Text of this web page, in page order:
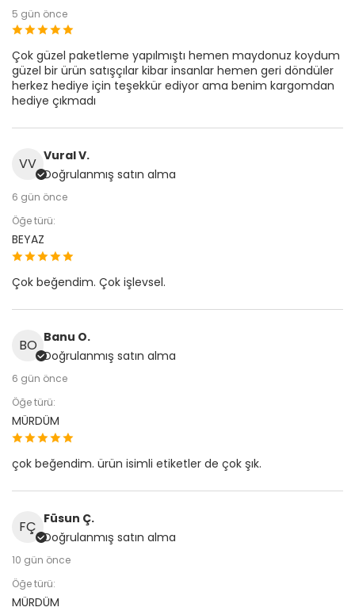
5 gün önce
Çok güzel paketleme yapılmıştı hemen maydonuz koydum
güzel bir ürün satışçılar kibar insanlar hemen geri döndüler
herkez hediye için teşekkür ediyor ama benim kargomdan
hediye çıkmadı
VV Vural V.
Doğrulanmış satın alma
6 gün önce
Öğe türü:
BEYAZ
Çok beğendim. Çok işlevsel.
BO Banu O.
Doğrulanmış satın alma
6 gün önce
Öğe türü:
MÜRDÜM
çok beğendim. ürün isimli etiketler de çok şık.
FÇ Füsun Ç.
Doğrulanmış satın alma
10 gün önce
Öğe türü:
MÜRDÜM